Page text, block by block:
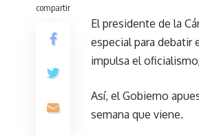
compartir
El presidente de la
especial para debatir
impulsa el
Así, el Gobierno
semana que viene.